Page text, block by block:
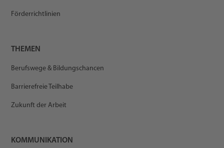
Förderrichtlinien
THEMEN
Berufswege & Bildungschancen
Barrierefreie Teilhabe
Zukunft der Arbeit
KOMMUNIKATION